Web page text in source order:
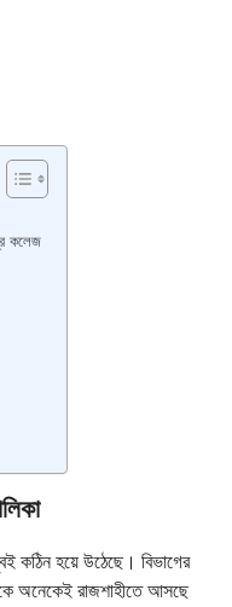
কলেজ
কঠিন হয়ে উঠেছে। বিভাগের
অনেকেই রাজশাহীতে আসছে